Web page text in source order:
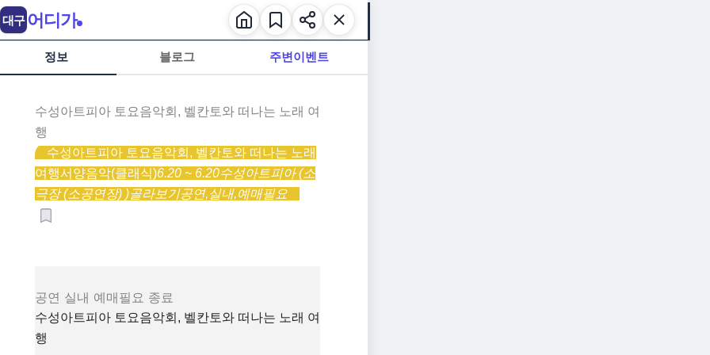
정보 블로그 주변이벤트
수성아트피아 토요음악회, 벨칸토와 떠나는 노래 여
행
수성아트피아 토요음악회, 벨칸토와 떠나는 노래
여행서양음악(클래식)6.20 ~ 6.20수성아트피아 (소
극장 (소공연장) )골라보기공연,실내,예매필요
공연 실내 예매필요 종료
수성아트피아 토요음악회, 벨칸토와 떠나는 노래 여
행
대구 어디가